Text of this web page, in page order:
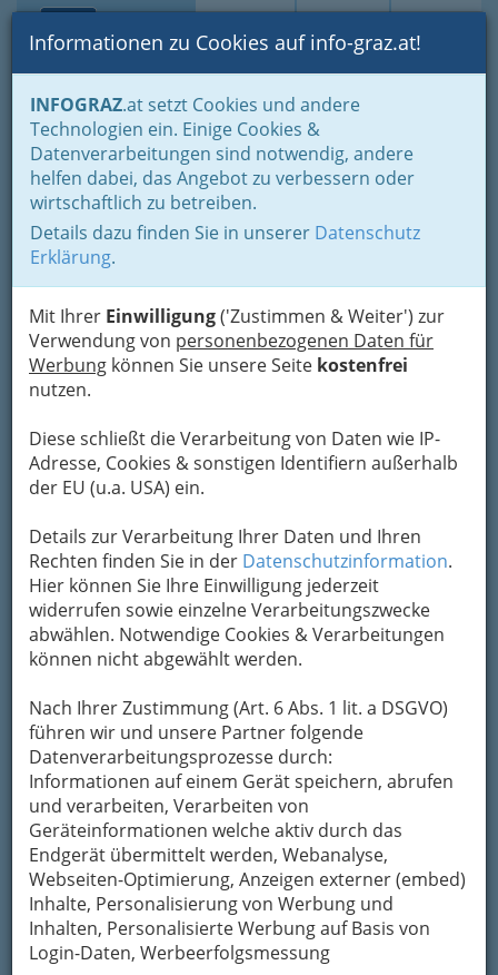
Suche Login Toggle
Informationen zu Cookies auf info-graz.at!
INFOGRAZ.at setzt Cookies und andere
Technologien ein. Einige Cookies &
Datenverarbeitungen sind notwendig, andere
helfen dabei, das Angebot zu verbessern oder
wirtschaftlich zu betreiben.
Details dazu finden Sie in unserer Datenschutz
Erklärung.
Mit Ihrer Einwilligung('Zustimmen & Weiter') zur
Verwendung von personenbezogenen Daten für
Werbung können Sie unsere Seite kostenfrei
nutzen.
Diese schließt die Verarbeitung von Daten wie IP-
Adresse, Cookies & sonstigen Identifiern außerhalb
der EU (u.a. USA) ein.
Details zur Verarbeitung Ihrer Daten und Ihren
Rechten finden Sie in der Datenschutzinformation.
Hier können Sie Ihre Einwilligung jederzeit
widerrufen sowie einzelne Verarbeitungszwecke
abwählen. Notwendige Cookies & Verarbeitungen
können nicht abgewählt werden.
Nach Ihrer Zustimmung (Art. 6 Abs. 1 lit. a DSGVO)
führen wir und unsere Partner folgende
Datenverarbeitungsprozesse durch:
Informationen auf einem Gerät speichern, abrufen
und verarbeiten, Verarbeiten von
Geräteinformationen welche aktiv durch das
Endgerät übermittelt werden, Webanalyse,
Webseiten-Optimierung, Anzeigen externer (embed)
Inhalte, Personalisierung von Werbung und
Inhalten, Personalisierte Werbung auf Basis von
Login-Daten, Werbeerfolgsmessung
Home Branchen Freizeit & Sport Sport
Golfzentrum Andritz
Andritzer Reichsstraße 157, 8046 Graz-Stattegg
+43 316 676 820
Karte
Adresse mit Google Maps anschauen
Sport
für Schlechtwetter